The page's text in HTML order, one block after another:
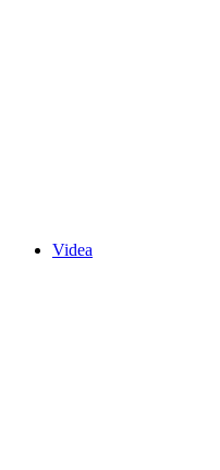
Videa